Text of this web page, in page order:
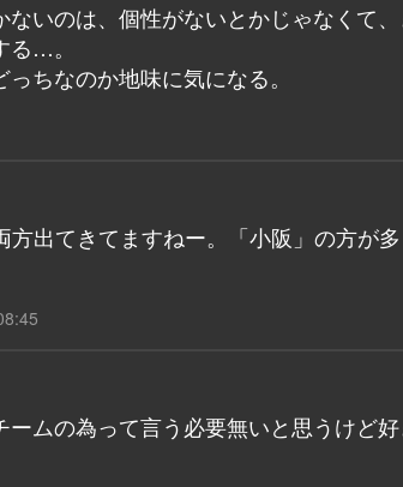
ないのは、個性がないとかじゃなくて
る…。
ちなのか地味に気になる。
方出てきてますねー。「小阪」の方が
ームの為って言う必要無いと思うけど